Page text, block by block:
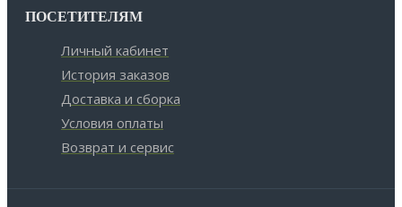
ПОСЕТИТЕЛЯМ
Личный кабинет
История заказов
Доставка и сборка
Условия оплаты
Возврат и сервис